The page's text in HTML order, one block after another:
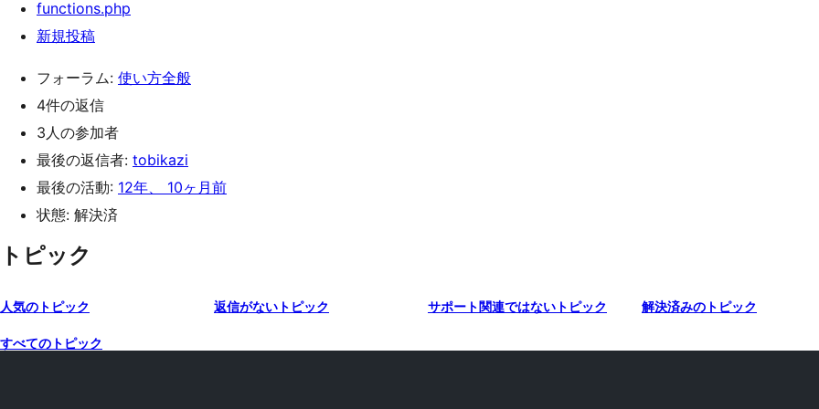
functions.php
新規投稿
フォーラム: 使い方全般
4件の返信
3人の参加者
最後の返信者: tobikazi
最後の活動: 12年、 10ヶ月前
状態: 解決済
トピック
人気のトピック 返信がないトピック サポート関連ではないトピック 解決済みのトピック
すべてのトピック